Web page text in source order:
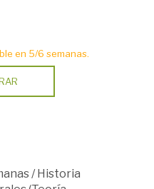
en 5/6 semanas.
/Historia